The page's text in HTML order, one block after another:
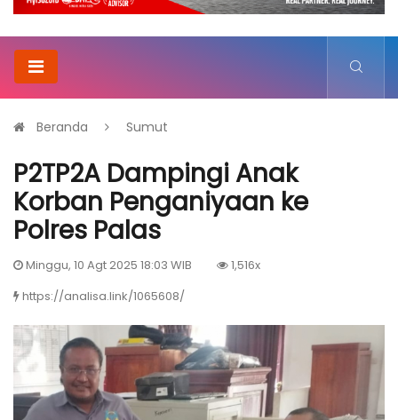
Beranda Sumut
P2TP2A Dampingi Anak
Korban Penganiyaan ke
Polres Palas
Minggu, 10 Agt 2025 18:03 WIB
1,516x
https://analisa.link/1065608/